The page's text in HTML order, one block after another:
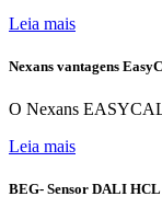
Leia mais
Nexans vantagens
O Nexans
Leia mais
BEG- Sensor DALI HCL